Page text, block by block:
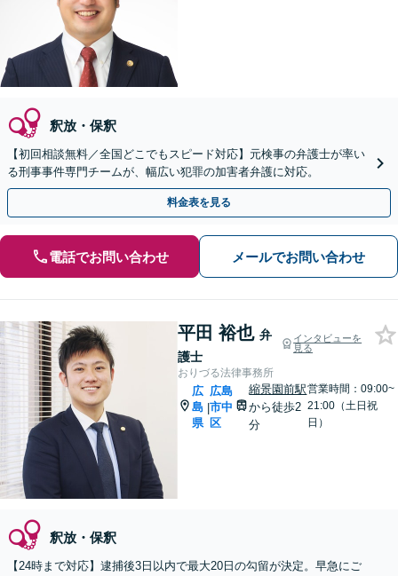
釈放・保釈
【初回相談無料／全国どこでもスピード対応】元検事の弁護士が率い
る刑事事件専門チームが、幅広い犯罪の加害者弁護に対応。
料金表を見る
電話でお問い合わせ メールでお問い合わせ
平田 裕也 弁
護士
インタビューを
見る
おりづる法律事務所
広
島
県
|
広島
市中
区
縮景園前駅
から徒歩2
分
営業時間：09:00~
21:00（土日祝
日）
釈放・保釈
【24時まで対応】逮捕後3日以内で最大20日の勾留が決定。早急にご